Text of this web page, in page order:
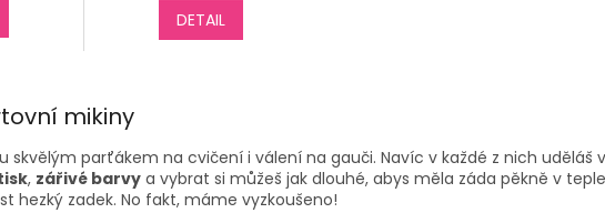
DETAIL
d
a
c
mikiny
skvělým parťákem na cvičení i válení na gauči. Navíc v každé z nich uděláš
, zářivé barvy a vybrat si můžeš jak dlouhé, abys měla záda pěkně v
hezký zadek. No fakt, máme vyzkoušeno!